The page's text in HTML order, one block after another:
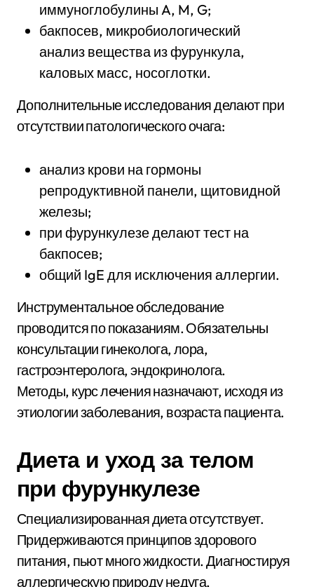
иммуноглобулины A, M, G;
бакпосев, микробиологический
анализ вещества из фурункула,
каловых масс, носоглотки.
Дополнительные исследования делают при
отсутствии патологического очага:
анализ крови на гормоны
репродуктивной панели, щитовидной
железы;
при фурункулезе делают тест на
бакпосев;
общий IgE для исключения аллергии.
Инструментальное обследование
проводится по показаниям. Обязательны
консультации гинеколога, лора,
гастроэнтеролога, эндокринолога.
Методы, курс лечения назначают, исходя из
этиологии заболевания, возраста пациента.
Диета и уход за телом
при фурункулезе
Специализированная диета отсутствует.
Придерживаются принципов здорового
питания, пьют много жидкости. Диагностируя
аллергическую природу недуга,